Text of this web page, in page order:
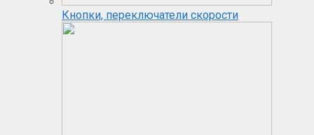
Кнопки, переключатели скорости